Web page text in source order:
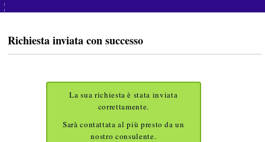
Richiesta inviata con successo
La sua richiesta è stata inviata
correttamente.
Sarà contattata al più presto da un
nostro consulente.